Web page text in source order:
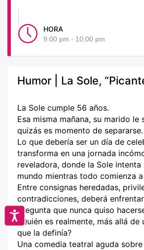
Accesibilidad
HORA
9:00 pm - 10:00 pm
Humor | La Sole,
La Sole cumple 56 años.
Esa misma mañana, su marido le
quizás es momento de separarse.
Lo que debería ser un día de
transforma en una jornada
reveladora, donde la Sole intenta
mundo mientras todo comienza
Entre consignas heredadas,
contradicciones, deberá
pregunta que nunca quiso
¿Quién es realmente, más allá
que la definía?
Una comedia teatral aguda